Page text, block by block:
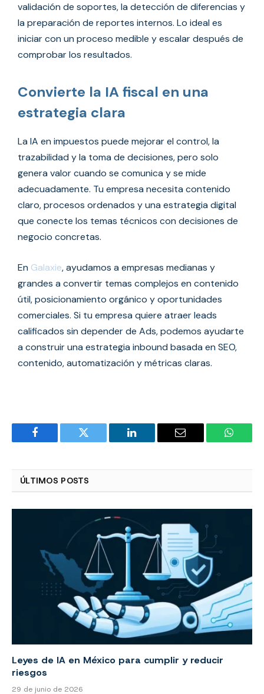
validación de soportes, la detección de diferencias y
la preparación de reportes internos. Lo ideal es
iniciar con un proceso medible y escalar después de
comprobar los resultados.
Convierte la IA fiscal en una
estrategia clara
La IA en impuestos puede mejorar el control, la
trazabilidad y la toma de decisiones, pero solo
genera valor cuando se comunica y se mide
adecuadamente. Tu empresa necesita contenido
claro, procesos ordenados y una estrategia digital
que conecte los temas técnicos con decisiones de
negocio concretas.
En Galaxie,ayudamos a empresas medianas y
grandes a convertir temas complejos en contenido
útil, posicionamiento orgánico y oportunidades
comerciales. Si tu empresa quiere atraer leads
calificados sin depender de Ads, podemos ayudarte
a construir una estrategia inbound basada en SEO,
contenido, automatización y métricas claras.
Facebook Twitter LinkedIn Email
ÚLTIMOS POSTS
Leyes de IA en México para cumplir y reducir
riesgos
29 de junio de 2026